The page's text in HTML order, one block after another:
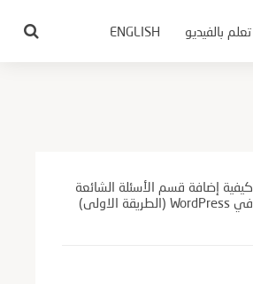
تعلم بالفيديو ENGLISH
كيفية إضافة قسم الأسئلة الشائعة
في WordPress (الطريقة الاولى)